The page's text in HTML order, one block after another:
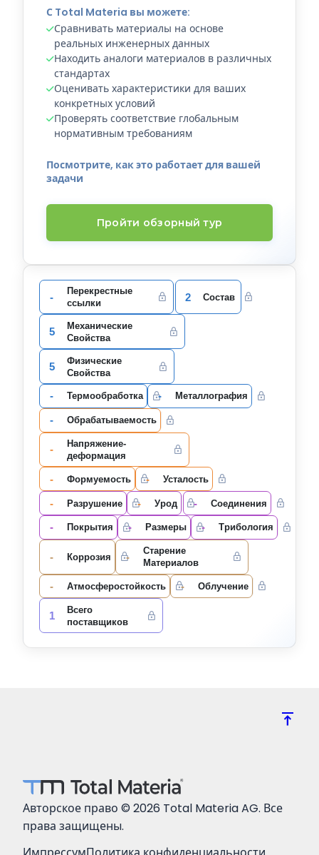
С Total Materia вы можете:
Сравнивать материалы на основе
реальных инженерных данных
Находить аналоги материалов в различных
стандартах
Оценивать характеристики для ваших
конкретных условий
Проверять соответствие глобальным
нормативным требованиям
Посмотрите, как это работает для вашей
задачи
Пройти обзорный тур
-
Перекрестные
ссылки
2 Состав
5
Механические
Свойства
5
Физические
Свойства
- Термообработка - Металлография
- Oбрабатываемость
-
Напряжение-
деформация
- Формуемость - Усталость
- Разрушение - Урод - Соединения
- Покрытия - Размеры - Трибология
- Коррозия -
Старение
Материалов
- Атмосферостойкость - Облучение
1
Всего
поставщиков
vertical_align_top
Авторское право © 2026 Total Materia AG. Все
права защищены.